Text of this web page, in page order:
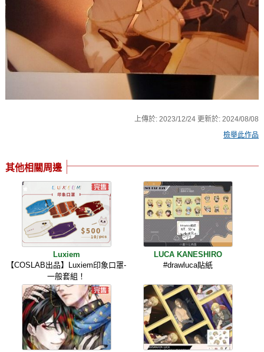
上傳於: 2023/12/24 更新於: 2024/08/08
檢舉此作品
其他相關周邊
Luxiem
【COSLAB出品】Luxiem印象口罩-
一般套組！
LUCA KANESHIRO
#drawluca貼紙